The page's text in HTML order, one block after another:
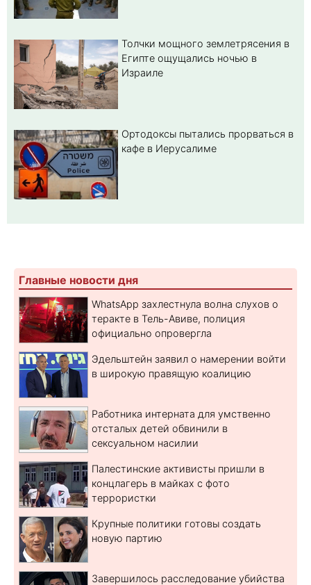
Толчки мощного землетрясения в
Египте ощущались ночью в
Израиле
Ортодоксы пытались прорваться в
кафе в Иерусалиме
Главные новости дня
WhatsApp захлестнула волна слухов о
теракте в Тель-Авиве, полиция
официально опровергла
Эдельштейн заявил о намерении войти
в широкую правящую коалицию
Работника интерната для умственно
отсталых детей обвинили в
сексуальном насилии
Палестинские активисты пришли в
концлагерь в майках с фото
террористки
Крупные политики готовы создать
новую партию
Завершилось расследование убийства